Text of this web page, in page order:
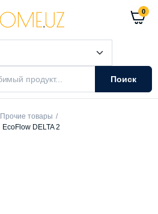
0
Поиск
Прочие товары
DELTA 2